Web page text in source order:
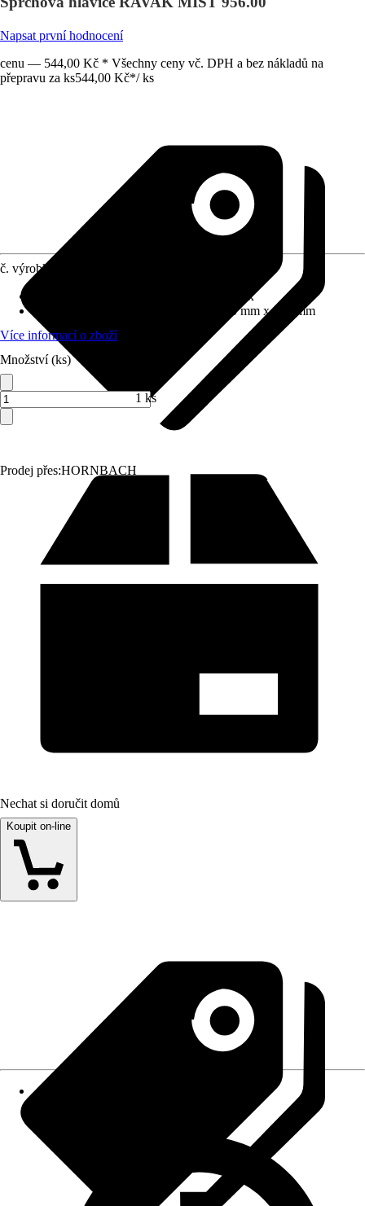
Napsat první hodnocení
cenu — 544,00 Kč * Všechny ceny vč. DPH a bez nákladů na
přepravu za ks544,00 Kč*/ ks
Prodej přes:HORNBACH
č. výrobku
Déšť, Jemný proud, Mix
260 mm x 120 mm
Více informací o zboží
Množství (ks)
1 ks
Nechat si doručit domů
Koupit on-line